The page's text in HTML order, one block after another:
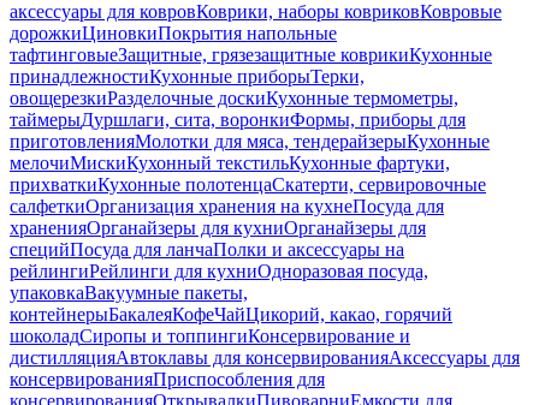
аксессуары для ковровКоврики, наборы ковриковКовровые
дорожкиЦиновкиПокрытия напольные
тафтинговыеЗащитные, грязезащитные коврикиКухонные
принадлежностиКухонные приборыТерки,
овощерезкиРазделочные доскиКухонные термометры,
таймерыДуршлаги, сита, воронкиФормы, приборы для
приготовленияМолотки для мяса, тендерайзерыКухонные
мелочиМискиКухонный текстильКухонные фартуки,
прихваткиКухонные полотенцаСкатерти, сервировочные
салфеткиОрганизация хранения на кухнеПосуда для
храненияОрганайзеры для кухниОрганайзеры для
специйПосуда для ланчаПолки и аксессуары на
рейлингиРейлинги для кухниОдноразовая посуда,
упаковкаВакуумные пакеты,
контейнерыБакалеяКофеЧайЦикорий, какао, горячий
шоколадСиропы и топпингиКонсервирование и
дистилляцияАвтоклавы для консервированияАксессуары для
консервированияПриспособления для
консервированияОткрывалкиПивоварниЕмкости для